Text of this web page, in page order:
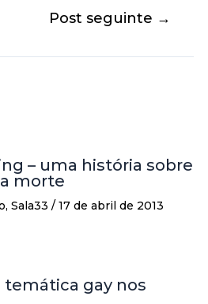
Post seguinte →
– uma história sobre
morte
, Sala33 / 17 de abril de 2013
temática gay nos